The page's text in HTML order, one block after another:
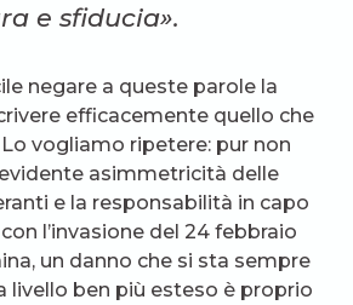
e sfiducia».
negare a queste parole la
efficacemente quello che
vogliamo ripetere: pur non
asimmetricità delle
e la responsabilità in capo
l’invasione del 24 febbraio
un danno che si sta sempre
livello ben più esteso è proprio